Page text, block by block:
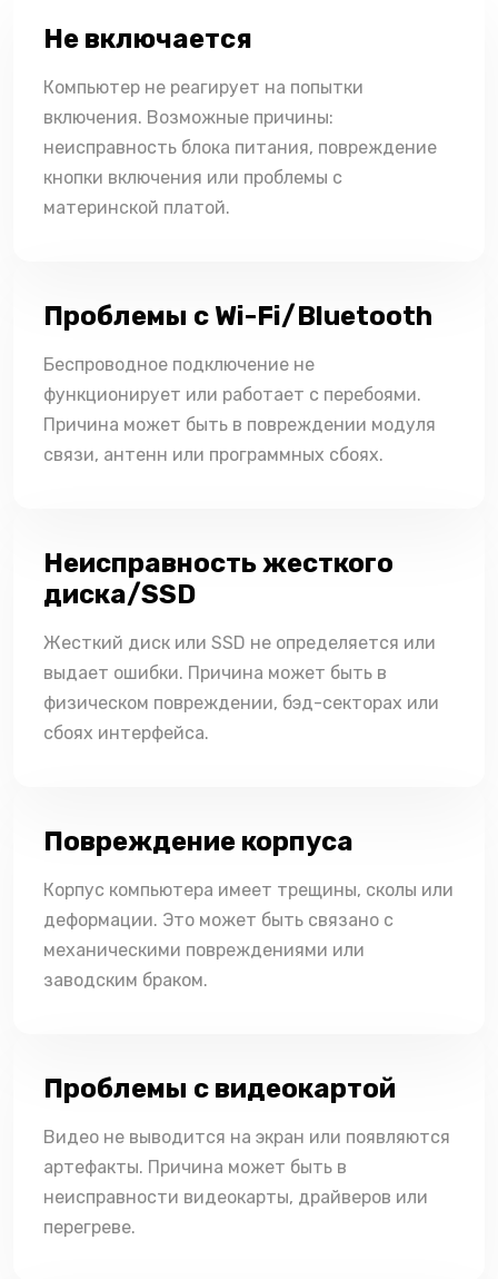
Не включается
Компьютер не реагирует на попытки
включения. Возможные причины:
неисправность блока питания, повреждение
кнопки включения или проблемы с
материнской платой.
Проблемы с Wi-Fi/Bluetooth
Беспроводное подключение не
функционирует или работает с перебоями.
Причина может быть в повреждении модуля
связи, антенн или программных сбоях.
Неисправность жесткого
диска/SSD
Жесткий диск или SSD не определяется или
выдает ошибки. Причина может быть в
физическом повреждении, бэд-секторах или
сбоях интерфейса.
Повреждение корпуса
Корпус компьютера имеет трещины, сколы или
деформации. Это может быть связано с
механическими повреждениями или
заводским браком.
Проблемы с видеокартой
Видео не выводится на экран или появляются
артефакты. Причина может быть в
неисправности видеокарты, драйверов или
перегреве.